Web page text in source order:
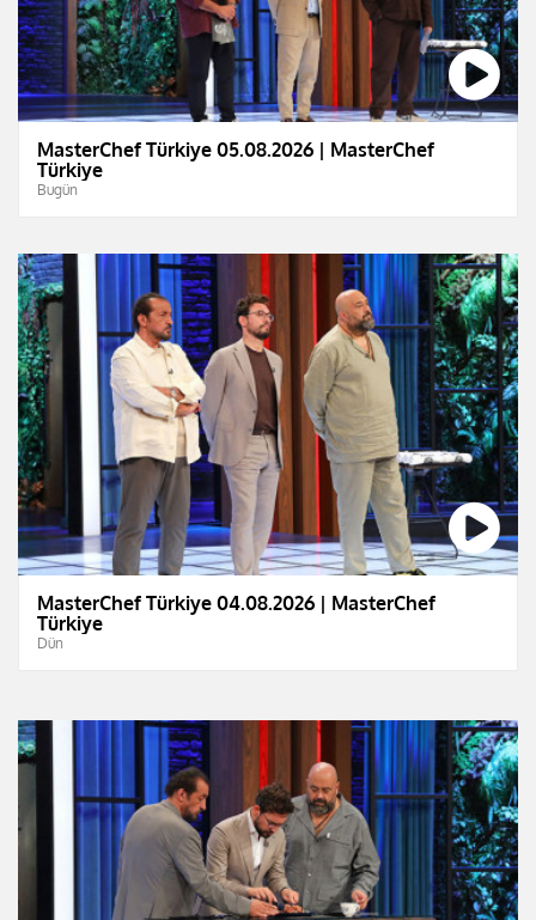
MasterChef Türkiye 05.08.2026 | MasterChef
Türkiye
Bugün
MasterChef Türkiye 04.08.2026 | MasterChef
Türkiye
Dün